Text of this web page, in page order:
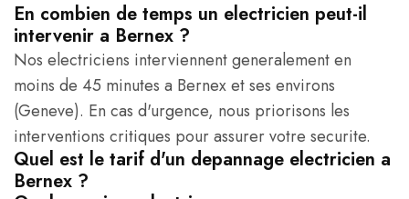
En combien de temps un electricien peut-il
intervenir a Bernex ?
Nos electriciens interviennent generalement en
moins de 45 minutes a Bernex et ses environs
(Geneve). En cas d'urgence, nous priorisons les
interventions critiques pour assurer votre securite.
Quel est le tarif d'un depannage electricien a
Bernex ?